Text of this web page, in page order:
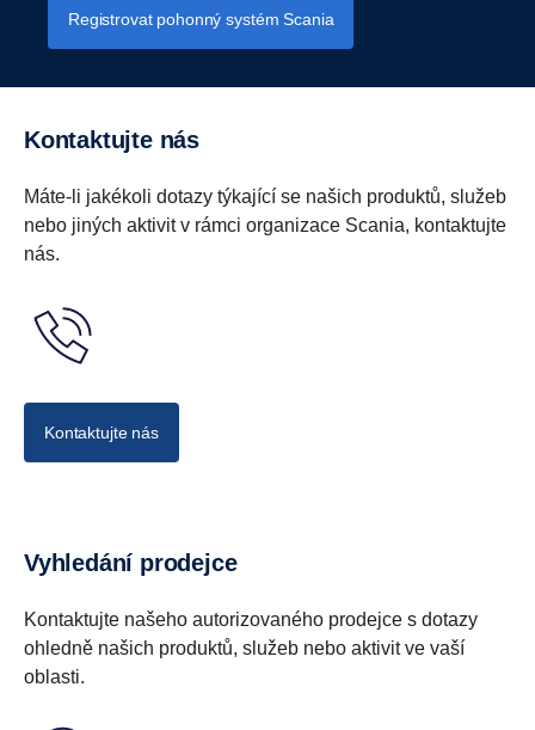
Registrovat pohonný systém Scania
Kontaktujte nás
Máte-li jakékoli dotazy týkající se našich produktů, služeb
nebo jiných aktivit v rámci organizace Scania, kontaktujte
nás.
Kontaktujte nás
Vyhledání prodejce
Kontaktujte našeho autorizovaného prodejce s dotazy
ohledně našich produktů, služeb nebo aktivit ve vaší
oblasti.